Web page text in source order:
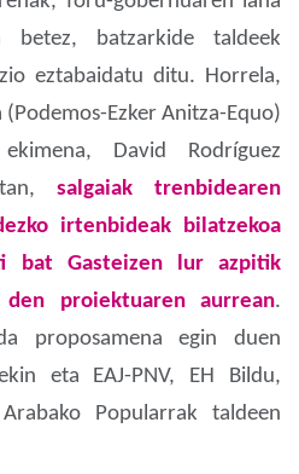
betez, batzarkide taldeek
eztabaidatu ditu. Horrela,
Ezker Anitza-Equo)
David Rodríguez
salgaiak trenbidearen
irtenbideak bilatzekoa
bat Gasteizen lur azpitik
proiektuaren aurrean.
proposamena egin duen
eta EAJ-PNV, EH Bildu,
Popularrak taldeen